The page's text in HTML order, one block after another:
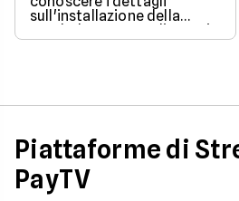
sull'installazione della
parabola, ecco quali sono i
costi associati
Piattaforme di
PayTV